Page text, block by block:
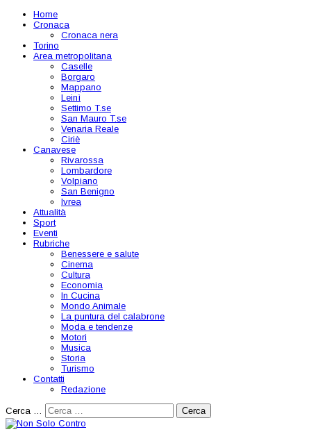
Home
Cronaca
Cronaca nera
Torino
Area metropolitana
Caselle
Borgaro
Mappano
Leinì
Settimo T.se
San Mauro T.se
Venaria Reale
Ciriè
Canavese
Rivarossa
Lombardore
Volpiano
San Benigno
Ivrea
Attualità
Sport
Eventi
Rubriche
Benessere e salute
Cinema
Cultura
Economia
In Cucina
Mondo Animale
La puntura del calabrone
Moda e tendenze
Motori
Musica
Storia
Turismo
Contatti
Redazione
Cerca … Cerca